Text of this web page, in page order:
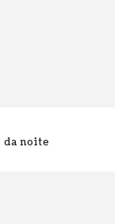
da noite